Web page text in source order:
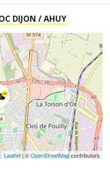
DIJON / AHUY
Leaflet | ©OpenStreetMapcontributors